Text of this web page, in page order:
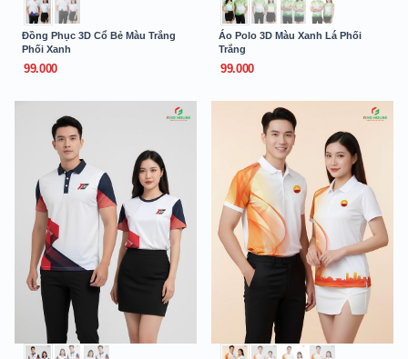
Đồng Phục 3D Cổ Bẻ Màu Trắng
Phối Xanh
99.000
Áo Polo 3D Màu Xanh Lá Phối
Trắng
99.000